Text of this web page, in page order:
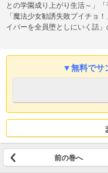
との学園成り上がり生活～」
「魔法少女勧誘失敗プイチョ
イバーを全員堕としにいく話
一部異なる場合がございます
のものです。
▼無料でサ
前の巻へ